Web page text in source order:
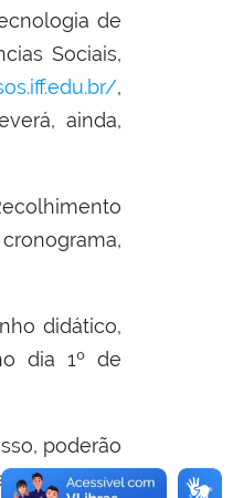
de
Sociais,
,
ainda,
didático,
dia 1º de
poderão
e auxílio-